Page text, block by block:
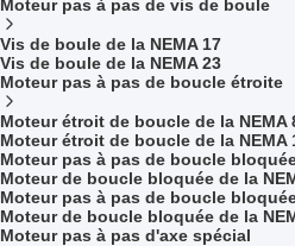
Moteur pas à pas de vis de boule
Vis de boule de la NEMA 17
Vis de boule de la NEMA 23
Moteur pas à pas de boucle étroite
Moteur étroit de boucle de la NEMA
Moteur étroit de boucle de la NEMA
Moteur pas à pas de boucle
Moteur de boucle bloquée de la
Moteur pas à pas de boucle
Moteur de boucle bloquée de la
Moteur pas à pas d'axe spécial